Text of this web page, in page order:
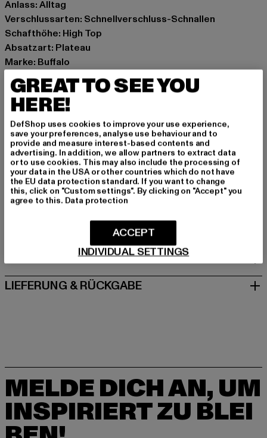
Anlass: Alltag
Verschlussarten: Schnellverschluss-Schnallen
Schafthöhe: High Top
Absatzart: Plateau
Marke: Buffalo
Kat.: Short Boots
Farbe: schwarz
Hersteller Farbe: black
Obermaterial: sonstiges Material
Art.Nr: PD00010750-00007
Hersteller: Buffalo Boots GmbH |service-de@buffalo-
boots.com
Schanzenstraße 41 | 51063 Köln | DE
GRÖSSE & PASSFORM
PFLEGEHINWEISE
LIEFERUNG & RÜCKGABE
MELDE DICH AN, UM
INSPIRIERT ZU BLEI
GREAT TO SEE YOU
HERE!
DefShop uses cookies to improve your use experience,
save your preferences, analyse use behaviour and to
provide and measure interest-based contents and
advertising. In addition, we allow partners to extract data
or to use cookies. This may also include the processing of
your data in the USA or other countries which do not have
the EU data protection standard. If you want to change
this, click on "Custom settings". By clicking on "Accept" you
agree to this. Data protection
INDIVIDUAL SETTINGS
ACCEPT